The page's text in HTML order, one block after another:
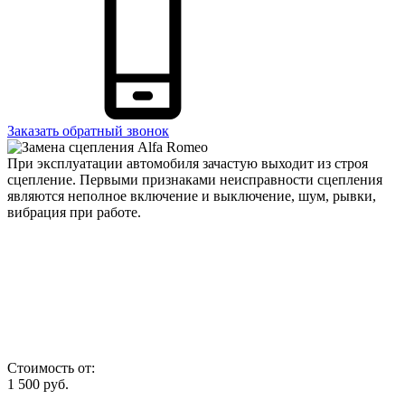
Заказать обратный звонок
При эксплуатации автомобиля зачастую выходит из строя
сцепление. Первыми признаками неисправности сцепления
являются неполное включение и выключение, шум, рывки,
вибрация при работе.
Стоимость от:
1 500 руб.